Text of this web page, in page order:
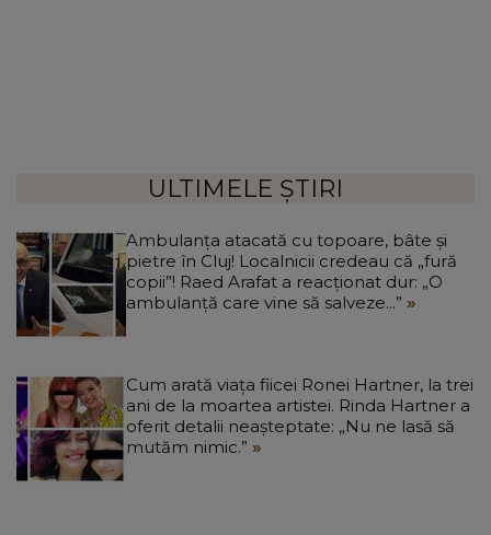
ULTIMELE ȘTIRI
Ambulanța atacată cu topoare, bâte și
pietre în Cluj! Localnicii credeau că „fură
copii”! Raed Arafat a reacționat dur: „O
ambulanță care vine să salveze...”
Cum arată viața fiicei Ronei Hartner, la trei
ani de la moartea artistei. Rinda Hartner a
oferit detalii neașteptate: „Nu ne lasă să
mutăm nimic.”